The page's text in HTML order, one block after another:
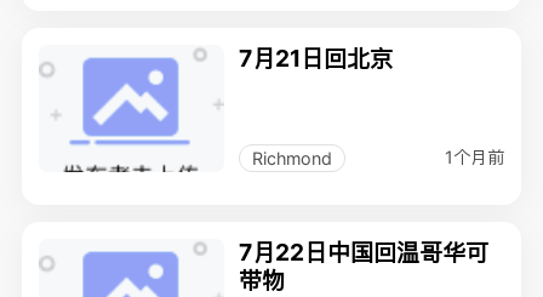
7月21日回北京
Richmond 1个月前
7月22日中国回温哥华可
带物